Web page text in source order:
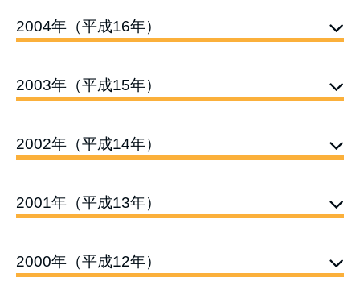
2004年（平成16年）
2003年（平成15年）
2002年（平成14年）
2001年（平成13年）
2000年（平成12年）